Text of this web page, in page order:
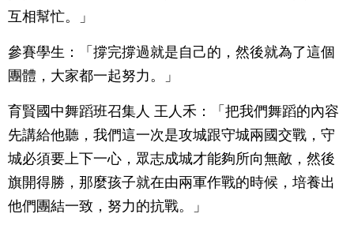
互相幫忙。」
參賽學生：「撐完撐過就是自己的，然後就為了這個
團體，大家都一起努力。」
育賢國中舞蹈班召集人 王人禾：「把我們舞蹈的內容
先講給他聽，我們這一次是攻城跟守城兩國交戰，守
城必須要上下一心，眾志成城才能夠所向無敵，然後
旗開得勝，那麼孩子就在由兩軍作戰的時候，培養出
他們團結一致，努力的抗戰。」